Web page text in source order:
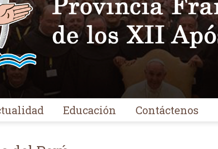
Educación Contáctenos